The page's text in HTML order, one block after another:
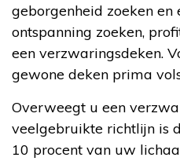
geborgenheid zoeken
ontspanning zoeken,
een verzwaringsdeken.
gewone deken prima
Overweegt u een
veelgebruikte richtlijn is
10 procent van uw